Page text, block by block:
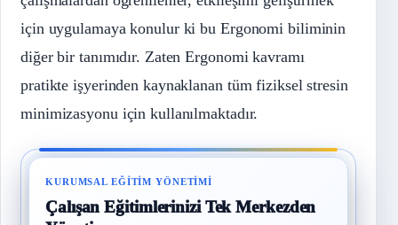
için uygulamaya konulur ki bu Ergonomi biliminin
diğer bir tanımıdır. Zaten Ergonomi kavramı
pratikte işyerinden kaynaklanan tüm fiziksel stresin
minimizasyonu için kullanılmaktadır.
KURUMSAL EĞITIM YÖNETIMI
Çalışan Eğitimlerinizi Tek Merkezden